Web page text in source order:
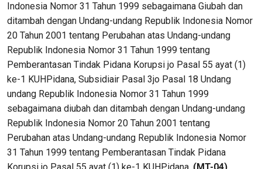
Indonesia Nomor 31 Tahun 1999 sebagaimana Giubah dan
ditambah dengan Undang-undang Republik Indonesia Nomor
20 Tahun 2001 tentang Perubahan atas Undang-undang
Republik Indonesia Nomor 31 Tahun 1999 tentang
Pemberantasan Tindak Pidana Korupsi jo Pasal 55 ayat (1)
ke-1 KUHPidana, Subsidiair Pasal 3jo Pasal 18 Undang
undang Republik Indonesia Nomor 31 Tahun 1999
sebagaimana diubah dan ditambah dengan Undang-undang
Republik Indonesia Nomor 20 Tahun 2001 tentang
Perubahan atas Undang-undang Republik Indonesia Nomor
31 Tahun 1999 tentang Pemberantasan Tindak Pidana